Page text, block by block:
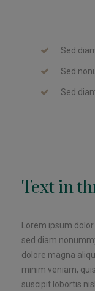
Sed
Sed
Sed
Text in
Lorem ipsum
sed diam
dolore magna
minim veniam,
suscipit lobortis